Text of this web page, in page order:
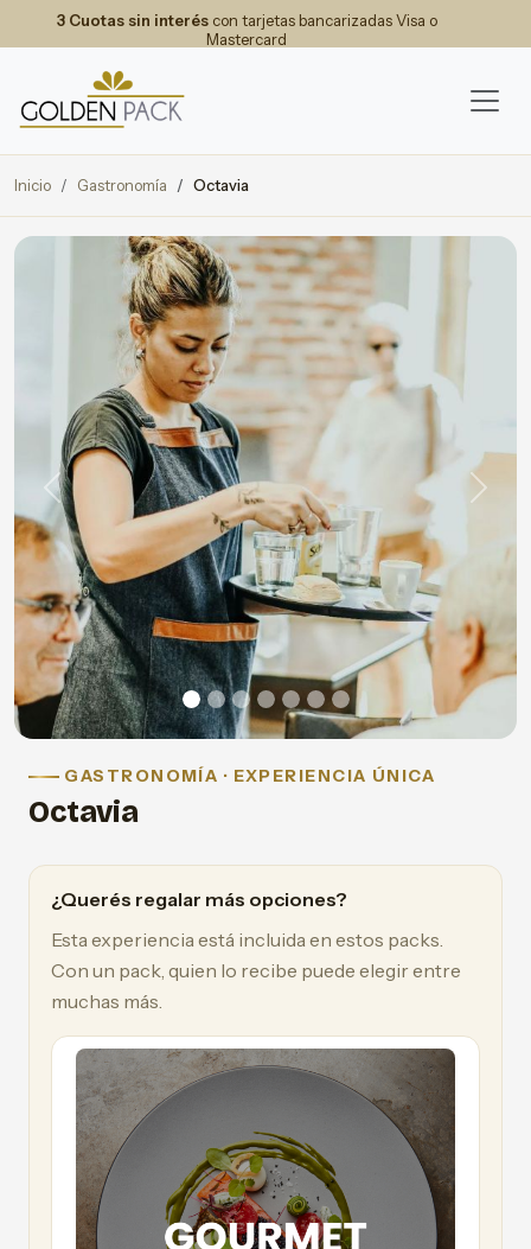
3 Cuotas sin interéscon tarjetas bancarizadas Visa o
Mastercard
Inicio Gastronomía Octavia
Previous Next
GASTRONOMÍA · EXPERIENCIA ÚNICA
Octavia
¿Querés regalar más opciones?
Esta experiencia está incluida en estos packs.
Con un pack, quien lo recibe puede elegir entre
muchas más.